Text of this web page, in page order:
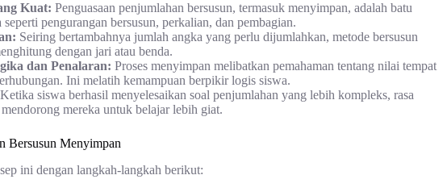
Kuat: Penguasaan penjumlahan bersusun, termasuk menyimpan, adalah batu
pengurangan bersusun, perkalian, dan pembagian.
Seiring bertambahnya jumlah angka yang perlu dijumlahkan, metode bersusun
dengan jari atau benda.
dan Penalaran: Proses menyimpan melibatkan pemahaman tentang nilai tempat
Ini melatih kemampuan berpikir logis siswa.
Ketika siswa berhasil menyelesaikan soal penjumlahan yang lebih kompleks, rasa
mereka untuk belajar lebih giat.
Bersusun Menyimpan
ini dengan langkah-langkah berikut: